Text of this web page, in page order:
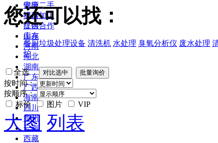
安徽
福建
江西
山东
河南
湖北
湖南
广东
广西
海南
四川
贵州
云南
西藏
供应二手
提供加工
提供合作
库存
您还可以找：
餐厨垃圾处理设备 清洗机 水处理 臭氧分析仪 废水处理
炉
全选
按时间：
按顺序：
标价
图片 VIP
大图 列表